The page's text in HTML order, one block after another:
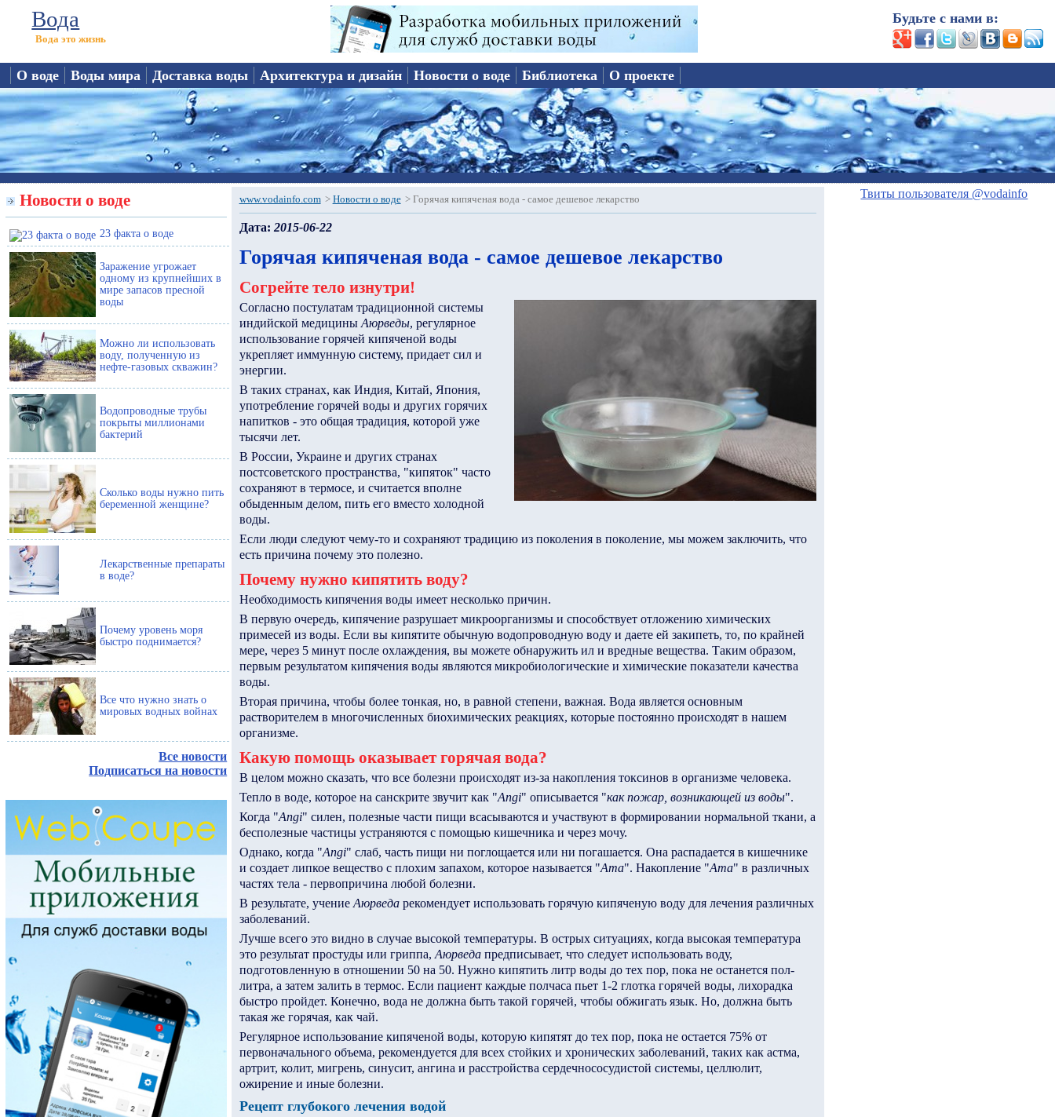
Вода
Вода это жизнь
Будьте с нами в:
О воде Воды мира Доставка воды Архитектура и дизайн Новости о воде Библиотека О проекте
Новости о воде
23 факта о воде
Заражение угрожает
одному из крупнейших в
мире запасов пресной
воды
Можно ли использовать
воду, полученную из
нефте-газовых скважин?
Водопроводные трубы
покрыты миллионами
бактерий
Сколько воды нужно пить
беременной женщине?
Лекарственные препараты
в воде?
Почему уровень моря
быстро поднимается?
Все что нужно знать о
мировых водных войнах
Все новости
Подписаться на новости
www.vodainfo.com > Новости о воде > Горячая кипяченая вода - самое дешевое лекарство
Дата: 2015-06-22
Горячая кипяченая вода - самое дешевое лекарство
Согрейте тело изнутри!
Согласно постулатам традиционной системы
индийской медицины Аюрведы, регулярное
использование горячей кипяченой воды
укрепляет иммунную систему, придает сил и
энергии.
В таких странах, как Индия, Китай, Япония,
употребление горячей воды и других горячих
напитков - это общая традиция, которой уже
тысячи лет.
В России, Украине и других странах
постсоветского пространства, "кипяток" часто
сохраняют в термосе, и считается вполне
обыденным делом, пить его вместо холодной
воды.
Если люди следуют чему-то и сохраняют традицию из поколения в поколение, мы можем заключить, что
есть причина почему это полезно.
Почему нужно кипятить воду?
Необходимость кипячения воды имеет несколько причин.
В первую очередь, кипячение разрушает микроорганизмы и способствует отложению химических
примесей из воды. Если вы кипятите обычную водопроводную воду и даете ей закипеть, то, по крайней
мере, через 5 минут после охлаждения, вы можете обнаружить ил и вредные вещества. Таким образом,
первым результатом кипячения воды являются микробиологические и химические показатели качества
воды.
Вторая причина, чтобы более тонкая, но, в равной степени, важная. Вода является основным
растворителем в многочисленных биохимических реакциях, которые постоянно происходят в нашем
организме.
Какую помощь оказывает горячая вода?
В целом можно сказать, что все болезни происходят из-за накопления токсинов в организме человека.
Тепло в воде, которое на санскрите звучит как "Angi" описывается "как пожар, возникающей из воды".
Когда "Angi" силен, полезные части пищи всасываются и участвуют в формировании нормальной ткани, а
бесполезные частицы устраняются с помощью кишечника и через мочу.
Однако, когда "Angi" слаб, часть пищи ни поглощается или ни погашается. Она распадается в кишечнике
и создает липкое вещество с плохим запахом, которое называется "Аma". Накопление "Аma" в различных
частях тела - первопричина любой болезни.
В результате, учение Аюрведарекомендует использовать горячую кипяченую воду для лечения различных
заболеваний.
Лучше всего это видно в случае высокой температуры. В острых ситуациях, когда высокая температура
это результат простуды или гриппа, Аюрведапредписывает, что следует использовать воду,
подготовленную в отношении 50 на 50. Нужно кипятить литр воды до тех пор, пока не останется пол-
литра, а затем залить в термос. Если пациент каждые полчаса пьет 1-2 глотка горячей воды, лихорадка
быстро пройдет. Конечно, вода не должна быть такой горячей, чтобы обжигать язык. Но, должна быть
такая же горячая, как чай.
Регулярное использование кипяченой воды, которую кипятят до тех пор, пока не остается 75% от
первоначального объема, рекомендуется для всех стойких и хронических заболеваний, таких как астма,
артрит, колит, мигрень, синусит, ангина и расстройства сердечнососудистой системы, целлюлит,
ожирение и иные болезни.
Рецепт глубокого лечения водой
Твиты пользователя @vodainfo